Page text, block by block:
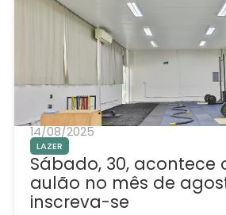
14/08/2025
LAZER
Sábado, 30, acontece
aulão no mês de
inscreva-se